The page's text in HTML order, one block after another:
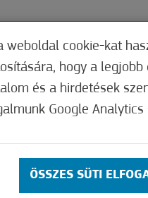
HIVATAL
weboldal cookie-kat
hogy a
és a hirdetések
Google
ÖSSZES SÜTI